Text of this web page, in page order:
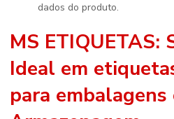
dados do produto.
MS ETIQUETAS:
Ideal em
para embalagens